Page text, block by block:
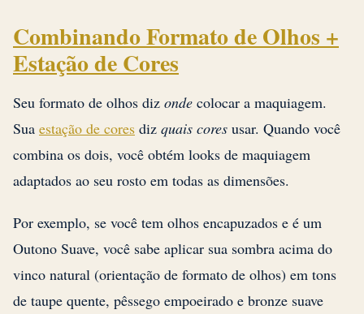
Combinando Formato de Olhos +
Estação de Cores
Seu formato de olhos diz onde colocar a maquiagem.
Sua estação de cores diz quais cores usar. Quando você
combina os dois, você obtém looks de maquiagem
adaptados ao seu rosto em todas as dimensões.
Por exemplo, se você tem olhos encapuzados e é um
Outono Suave, você sabe aplicar sua sombra acima do
vinco natural (orientação de formato de olhos) em tons
de taupe quente, pêssego empoeirado e bronze suave